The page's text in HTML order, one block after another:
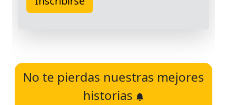
No te pierdas nuestras mejores
historias